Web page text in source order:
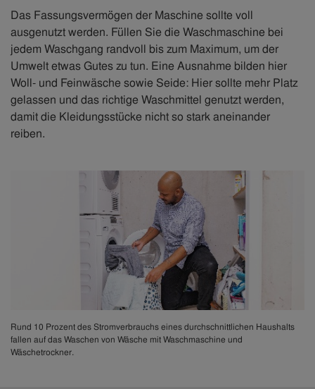
Das Fassungsvermögen der Maschine sollte voll
ausgenutzt werden. Füllen Sie die Waschmaschine bei
jedem Waschgang randvoll bis zum Maximum, um der
Umwelt etwas Gutes zu tun. Eine Ausnahme bilden hier
Woll- und Feinwäsche sowie Seide: Hier sollte mehr Platz
gelassen und das richtige Waschmittel genutzt werden,
damit die Kleidungsstücke nicht so stark aneinander
reiben.
Rund 10 Prozent des Stromverbrauchs eines durchschnittlichen Haushalts
fallen auf das Waschen von Wäsche mit Waschmaschine und
Wäschetrockner.